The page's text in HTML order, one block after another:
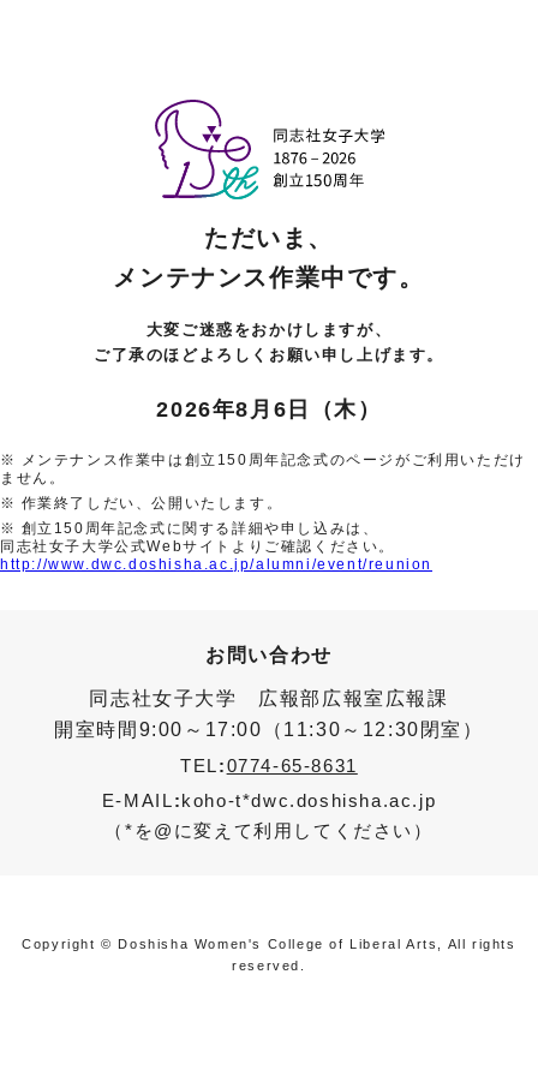
ただいま、
メンテナンス作業中です。
大変ご迷惑をおかけしますが、
ご了承のほどよろしくお願い申し上げます。
2026年8月6日（木）
メンテナンス作業中は創立150周年記念式のページがご利用いただけ
ません。
作業終了しだい、公開いたします。
創立150周年記念式に関する詳細や申し込みは、
同志社女子大学公式Webサイトよりご確認ください。
http://www.dwc.doshisha.ac.jp/alumni/event/reunion
お問い合わせ
同志社女子大学 広報部広報室広報課
開室時間9:00～17:00（11:30～12:30閉室）
TEL:0774-65-8631
E-MAIL:koho-t*dwc.doshisha.ac.jp
（*を@に変えて利用してください）
Copyright © Doshisha Women's College of Liberal Arts, All rights
reserved.